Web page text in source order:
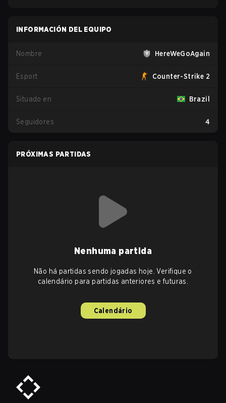
INFORMACIÓN DEL EQUIPO
Nombre HereWeGoAgain
Esport Counter-Strike 2
Situado en Brazil
Seguidores 4
PRÓXIMAS PARTIDAS
Nenhuma partida
Não há partidas sendo jogadas hoje. Verifique o
calendário para partidas anteriores e futuras.
Calendário